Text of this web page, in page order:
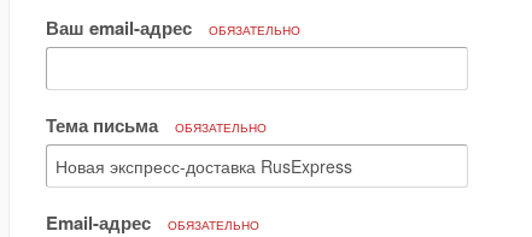
Ваш email-адрес ОБЯЗАТЕЛЬНО
Тема письма ОБЯЗАТЕЛЬНО
Email-адрес ОБЯЗАТЕЛЬНО